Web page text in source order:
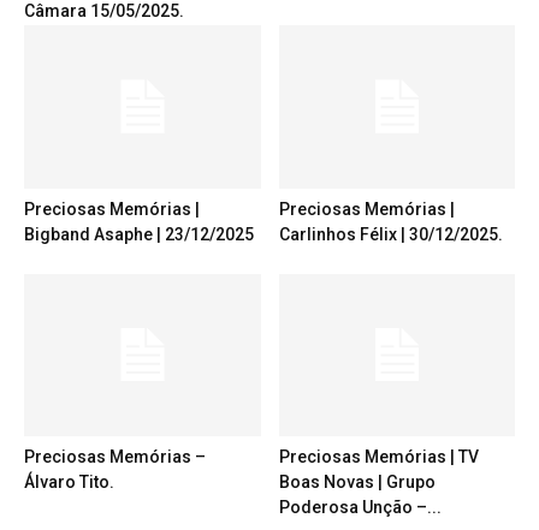
Câmara 15/05/2025.
Preciosas Memórias |
Bigband Asaphe | 23/12/2025
Preciosas Memórias |
Carlinhos Félix | 30/12/2025.
Preciosas Memórias –
Álvaro Tito.
Preciosas Memórias | TV
Boas Novas | Grupo
Poderosa Unção –...